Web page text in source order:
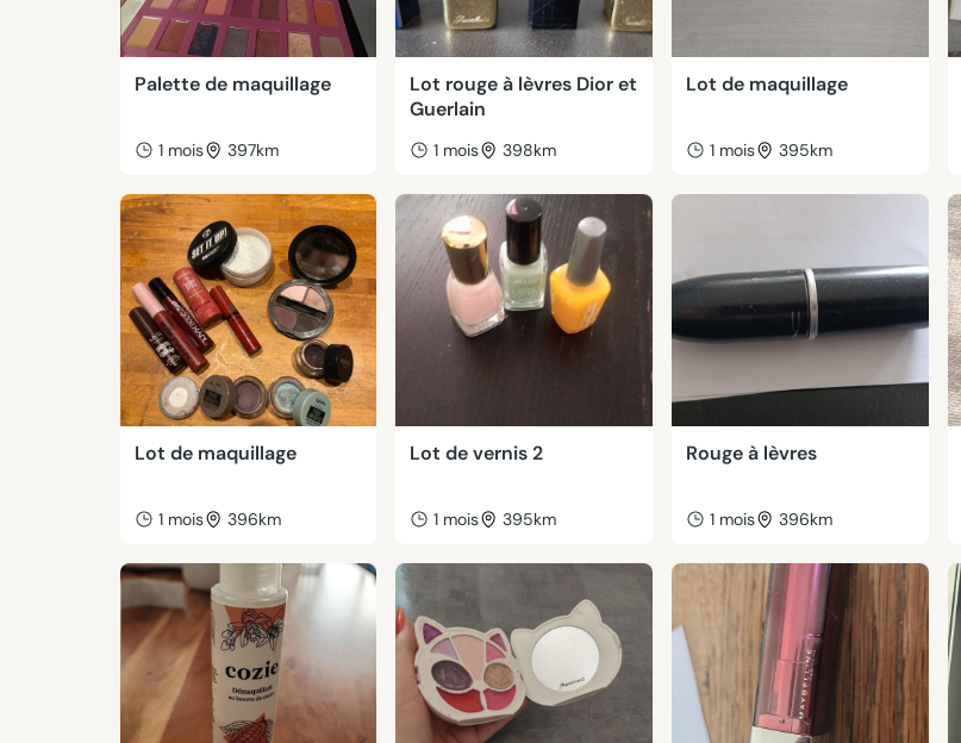
Palette de maquillage
1 mois 397km
Lot rouge à lèvres Dior et
Guerlain
1 mois 398km
Lot de maquillage
1 mois 395km
Lot de maquillage
1 mois 396km
Lot de vernis 2
1 mois 395km
Rouge à lèvres
1 mois 396km